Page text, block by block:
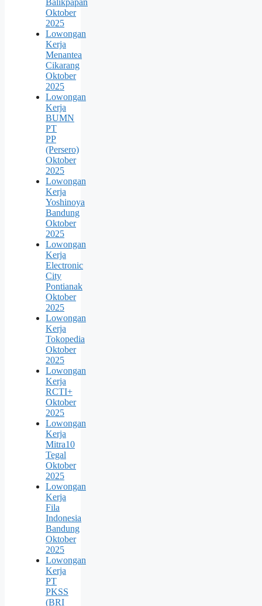
Oktober
2025
Lowongan
Kerja
Menantea
Cikarang
Oktober
2025
Lowongan
Kerja
BUMN
PT
PP
(Persero)
Oktober
2025
Lowongan
Kerja
Yoshinoya
Bandung
Oktober
2025
Lowongan
Kerja
Electronic
City
Pontianak
Oktober
2025
Lowongan
Kerja
Tokopedia
Oktober
2025
Lowongan
Kerja
RCTI+
Oktober
2025
Lowongan
Kerja
Mitra10
Tegal
Oktober
2025
Lowongan
Kerja
Fila
Indonesia
Bandung
Oktober
2025
Lowongan
Kerja
PT
PKSS
(BRI